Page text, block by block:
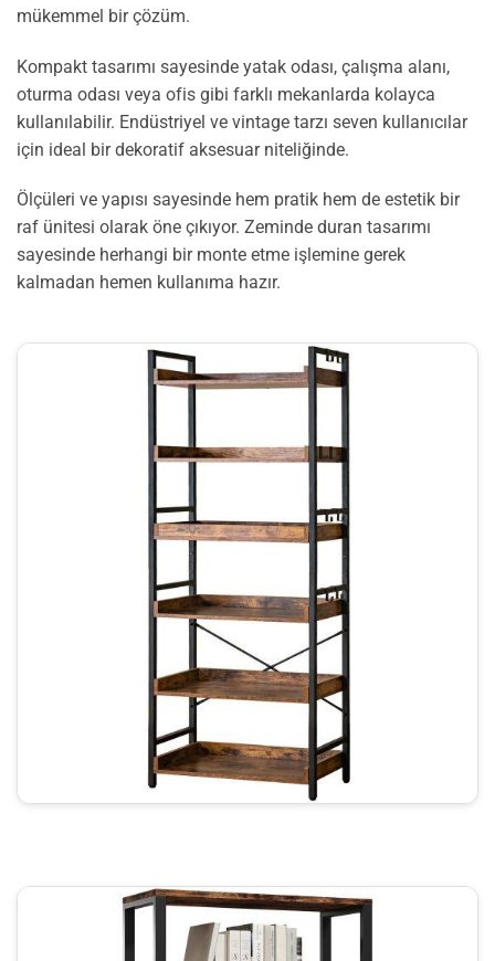
mükemmel bir çözüm.
Kompakt tasarımı sayesinde yatak odası, çalışma alanı,
oturma odası veya ofis gibi farklı mekanlarda kolayca
kullanılabilir. Endüstriyel ve vintage tarzı seven kullanıcılar
için ideal bir dekoratif aksesuar niteliğinde.
Ölçüleri ve yapısı sayesinde hem pratik hem de estetik bir
raf ünitesi olarak öne çıkıyor. Zeminde duran tasarımı
sayesinde herhangi bir monte etme işlemine gerek
kalmadan hemen kullanıma hazır.